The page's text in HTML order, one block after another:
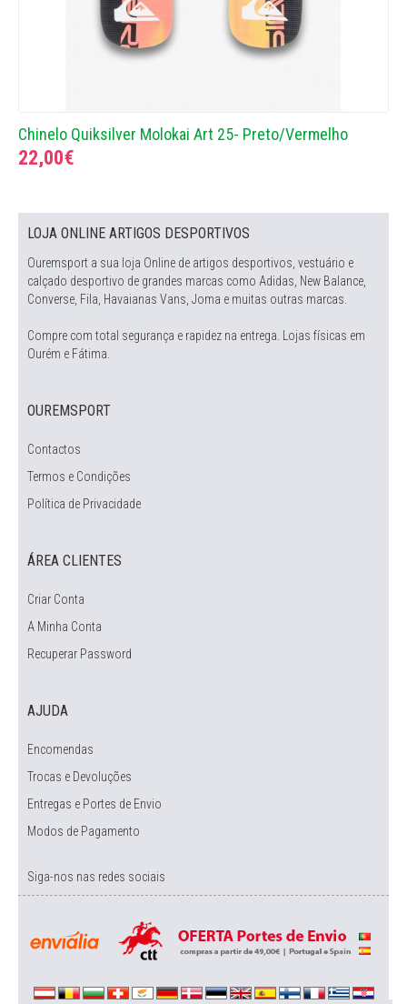
Chinelo Quiksilver Molokai Art 25- Preto/Vermelho
22,00€
LOJA ONLINE ARTIGOS DESPORTIVOS
Ouremsport a sua loja Online de artigos desportivos, vestuário e
calçado desportivo de grandes marcas como Adidas, New Balance,
Converse, Fila, Havaianas Vans, Joma e muitas outras marcas.
Compre com total segurança e rapidez na entrega. Lojas físicas em
Ourém e Fátima.
OUREMSPORT
Contactos
Termos e Condições
Política de Privacidade
ÁREA CLIENTES
Criar Conta
A Minha Conta
Recuperar Password
AJUDA
Encomendas
Trocas e Devoluções
Entregas e Portes de Envio
Modos de Pagamento
Siga-nos nas redes sociais